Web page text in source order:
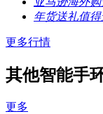
年货送礼值
更多行情
其他智能手
更多